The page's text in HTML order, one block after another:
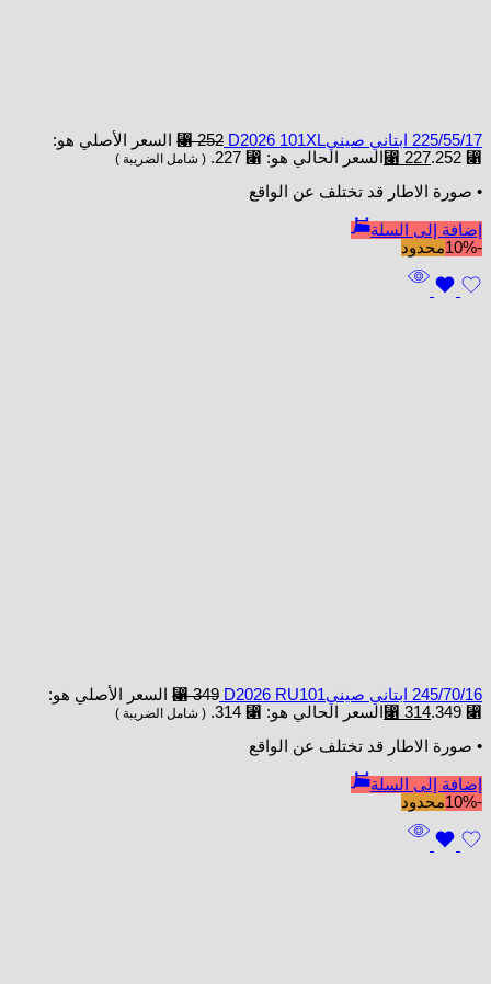
225/55/17 ابتاني صينيD2026 101XL ⃁252
السعر الأصلي هو:
⃁ 252.
⃁ 227 السعر الحالي هو: ⃁ 227. ( شامل الضريبة )
• صورة الاطار قد تختلف عن الواقع
إضافة إلى السلة
-10%
محدود
245/70/16 ابتاني صينيD2026 RU101 ⃁349
السعر الأصلي هو:
⃁ 349.
⃁ 314 السعر الحالي هو: ⃁ 314. ( شامل الضريبة )
• صورة الاطار قد تختلف عن الواقع
إضافة إلى السلة
-10%
محدود